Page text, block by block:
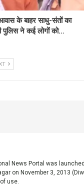
के बाहर साधु-संतों का
पुलिस ने कई लोगों को…
News Portal was
on November 3, 2013
use.